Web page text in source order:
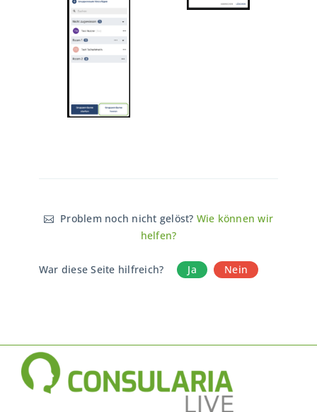
Problem noch nicht gelöst? Wie können wir
helfen?
War diese Seite hilfreich? Ja Nein